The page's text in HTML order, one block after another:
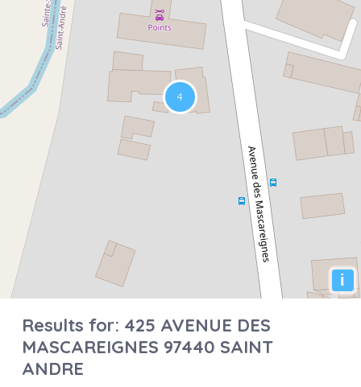
i
Results for: 425 AVENUE DES
MASCAREIGNES 97440 SAINT
ANDRE